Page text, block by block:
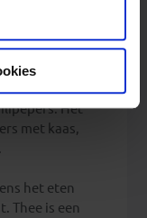
zijn
Het
met kaas,
het eten
Thee is een